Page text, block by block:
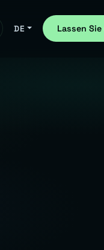
DE Lassen